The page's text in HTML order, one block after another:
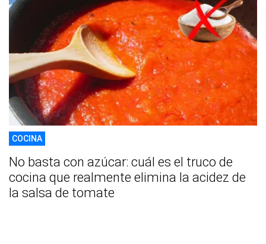
COCINA
No basta con azúcar: cuál es el truco de
cocina que realmente elimina la acidez de
la salsa de tomate